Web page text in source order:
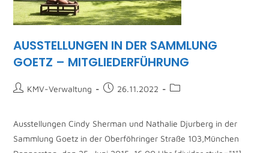
AUSSTELLUNGEN IN DER SAMMLUNG
GOETZ – MITGLIEDERFÜHRUNG
KMV-Verwaltung 26.11.2022
Ausstellungen Cindy Sherman und Nathalie Djurberg in der
Sammlung Goetz in der Oberföhringer Straße 103,München